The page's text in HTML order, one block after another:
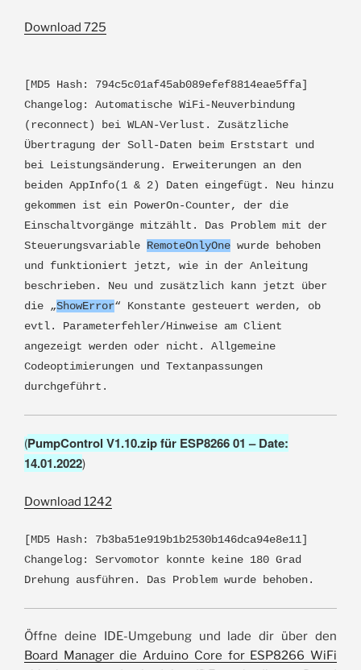
Download 725
[MD5 Hash: 794c5c01af45ab089efef8814eae5ffa]
Changelog: Automatische WiFi-Neuverbindung
(reconnect) bei WLAN-Verlust. Zusätzliche
Übertragung der Soll-Daten beim Erststart und
bei Leistungsänderung. Erweiterungen an den
beiden AppInfo(1 & 2) Daten eingefügt. Neu hinzu
gekommen ist ein PowerOn-Counter, der die
Einschaltvorgänge mitzählt. Das Problem mit der
Steuerungsvariable RemoteOnlyOne wurde behoben
und funktioniert jetzt, wie in der Anleitung
beschrieben. Neu und zusätzlich kann jetzt über
die „ShowError“ Konstante gesteuert werden, ob
evtl. Parameterfehler/Hinweise am Client
angezeigt werden oder nicht. Allgemeine
Codeoptimierungen und Textanpassungen
durchgeführt.
(PumpControl V1.10.zip für ESP8266 01 – Date:
14.01.2022)
Download 1242
[MD5 Hash: 7b3ba51e919b1b2530b146dca94e8e11]
Changelog: Servomotor konnte keine 180 Grad
Drehung ausführen. Das Problem wurde behoben.
Öffne deine IDE-Umgebung und lade dir über den
Board Manager die Arduino Core for ESP8266 WiFi